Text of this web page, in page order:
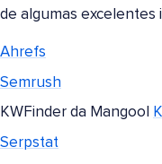
de algumas excelentes
Ahrefs
Semrush
KWFinder da Mangool
Serpstat